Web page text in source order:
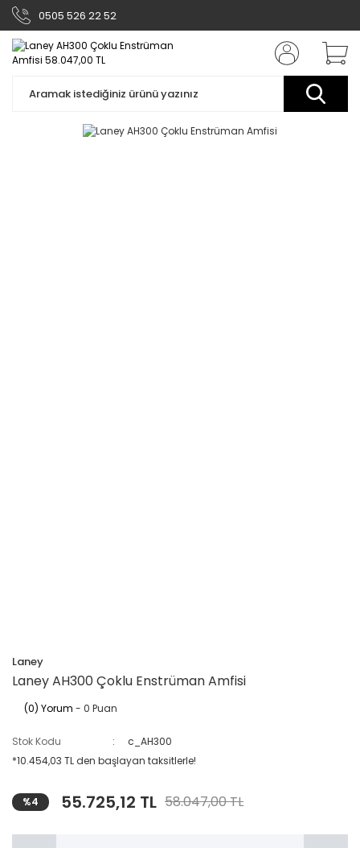
0505 526 22 52
Laney
Laney AH300 Çoklu Enstrüman Amfisi
(0) Yorum - 0 Puan
Stok Kodu
c_AH300
*10.454,03 TL den başlayan taksitlerle!
%4 55.725,12 TL 58.047,00 TL